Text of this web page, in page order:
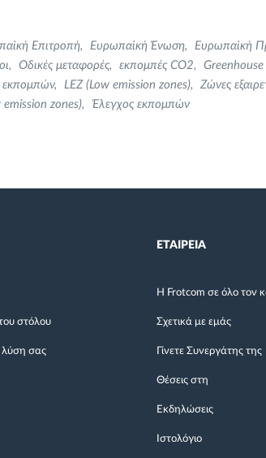
Επιτροπή Ευρωπαϊκή Ένωση Ευρωπαϊκή
Οδικές μεταφορές εκπομπές CO2
LEZ (Low emission zones)
Ζώνες
zones)
Έλεγχος εκπομπών
στόλου
σας
ΕΤΑΙΡΕΙΑ
Η Frotcom σε όλο τον
Σχετικά με εμάς
Γίνετε Συνεργάτης της
Θέσεις στη
Εκδηλώσεις
Ιστολόγιο